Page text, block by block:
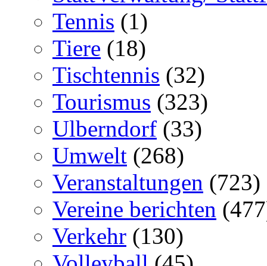
Tennis (1)
Tiere (18)
Tischtennis (32)
Tourismus (323)
Ulberndorf (33)
Umwelt (268)
Veranstaltungen (723)
Vereine berichten
Verkehr (130)